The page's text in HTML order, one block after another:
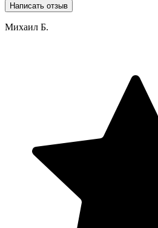
Написать отзыв
Михаил Б.